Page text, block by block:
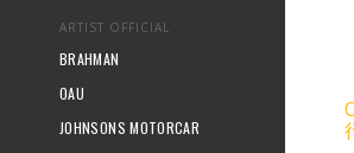
ARTIST OFFICIAL
BRAHMAN
OAU
JOHNSONS MOTORCAR